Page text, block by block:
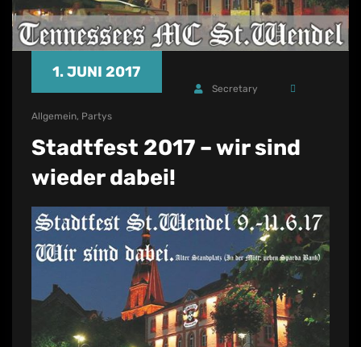
1. JUNI 2017
Secretary
Allgemein, Partys
Stadtfest 2017 – wir sind
wieder dabei!